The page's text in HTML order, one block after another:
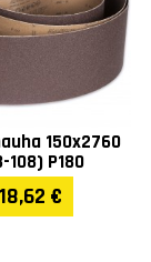
150x2760
108) P180
18,62 €